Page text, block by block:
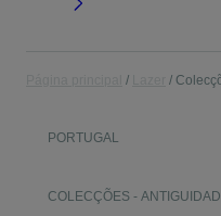
PORTUGAL
COLECÇÕES -